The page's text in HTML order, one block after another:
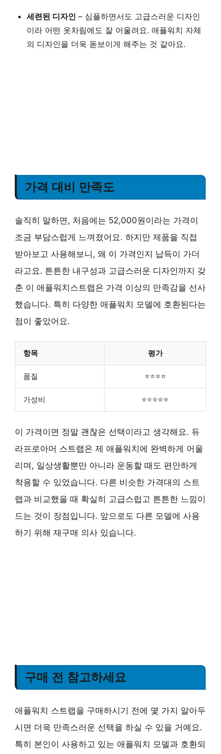
세련된 디자인 – 심플하면서도 고급스러운 디자인
이라 어떤 옷차림에도 잘 어울려요. 애플워치 자체
의 디자인을 더욱 돋보이게 해주는 것 같아요.
가격 대비 만족도
솔직히 말하면, 처음에는 52,000원이라는 가격이
조금 부담스럽게 느껴졌어요. 하지만 제품을 직접
받아보고 사용해보니, 왜 이 가격인지 납득이 가더
라고요. 튼튼한 내구성과 고급스러운 디자인까지 갖
춘 이 애플워치스트랩은 가격 이상의 만족감을 선사
했습니다. 특히 다양한 애플워치 모델에 호환된다는
점이 좋았어요.
항목 평가
품질 ⭐⭐⭐⭐
가성비 ⭐⭐⭐⭐⭐
이 가격이면 정말 괜찮은 선택이라고 생각해요. 듀
라프로아머 스트랩은 제 애플워치에 완벽하게 어울
리며, 일상생활뿐만 아니라 운동할 때도 편안하게
착용할 수 있었습니다. 다른 비슷한 가격대의 스트
랩과 비교했을 때 확실히 고급스럽고 튼튼한 느낌이
드는 것이 장점입니다. 앞으로도 다른 모델에 사용
하기 위해 재구매 의사 있습니다.
구매 전 참고하세요
애플워치 스트랩을 구매하시기 전에 몇 가지 알아두
시면 더욱 만족스러운 선택을 하실 수 있을 거예요.
특히 본인이 사용하고 있는 애플워치 모델과 호환되